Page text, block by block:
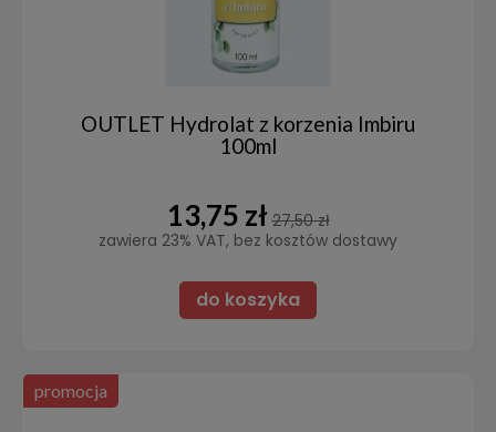
OUTLET Hydrolat z korzenia Imbiru
100ml
13,75 zł 27,50 zł
zawiera 23% VAT, bez kosztów dostawy
do koszyka
promocja